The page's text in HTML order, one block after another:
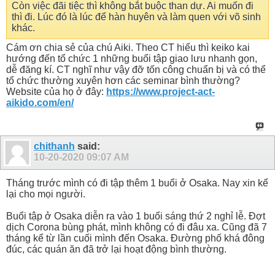
Còn việc đãi tiệc thì không bắt buộc than dự. Ai muốn đi
thì đi. Lúc đó là lúc để hàn huyên và làm quen với võ sinh
khác.
Cám ơn chia sẻ của chú Aiki. Theo CT hiểu thì keiko kai
hướng đến tổ chức 1 những buổi tập giao lưu nhanh gọn,
dễ đăng kí. CT nghĩ như vậy đỡ tốn công chuẩn bị và có thể
tổ chức thường xuyên hơn các seminar bình thường?
Website của họ ở đây: https://www.project-act-
aikido.com/en/
chithanh said:
10-20-2020 09:07 AM
Tháng trước mình có đi tập thêm 1 buổi ở Osaka. Nay xin kể
lại cho mọi người.
Buổi tập ở Osaka diễn ra vào 1 buổi sáng thứ 2 nghỉ lễ. Đợt
dịch Corona bùng phát, mình không có đi đâu xa. Cũng đã 7
tháng kể từ lần cuối mình đến Osaka. Đường phố khá đông
đúc, các quán ăn đã trở lại hoạt động bình thường.